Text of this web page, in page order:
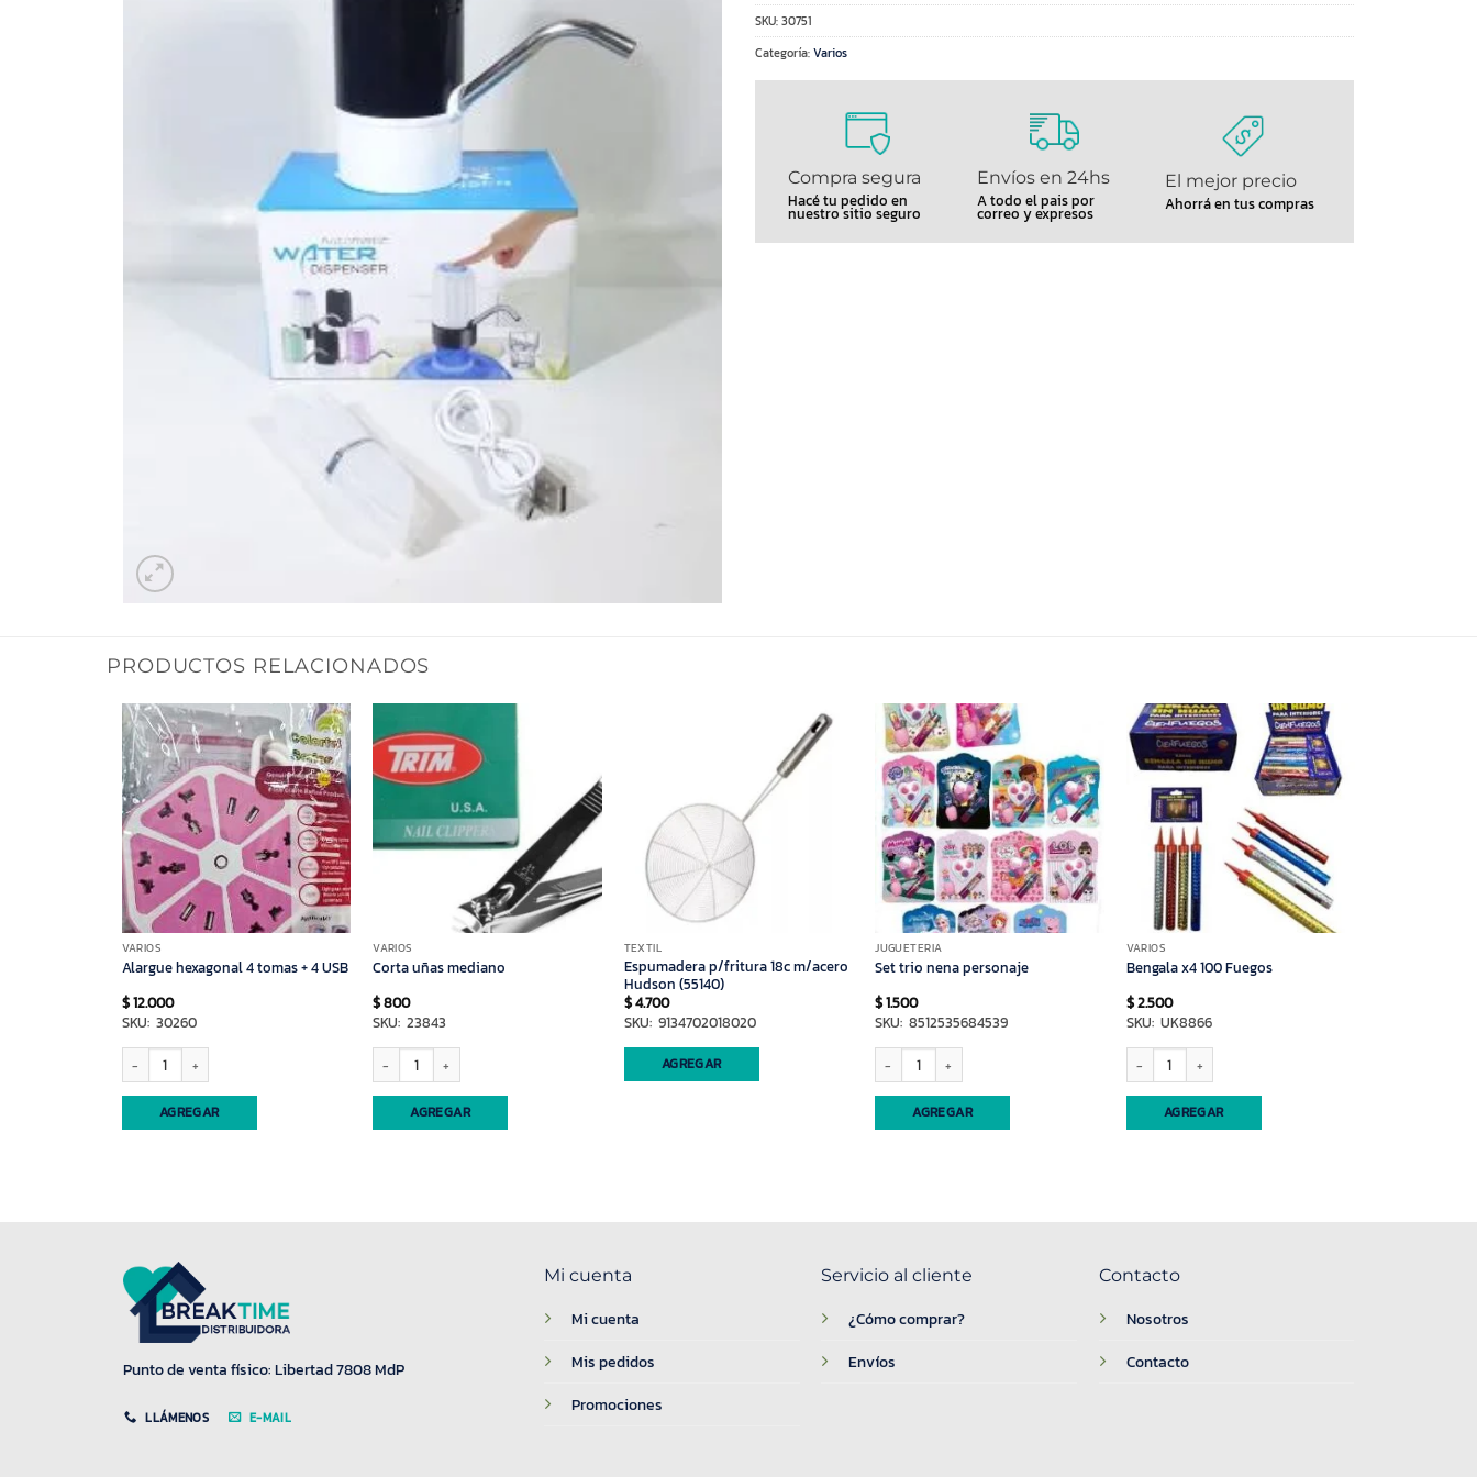
SKU:30751
Categoría:Varios
Compra segura
Hacé tu pedido en
nuestro sitio seguro
Envíos en 24hs
A todo el pais por
correo y expresos
El mejor precio
Ahorrá en tus compras
PRODUCTOS RELACIONADOS
VARIOS
Alargue hexagonal 4 tomas + 4 USB
$12.000
SKU: 30260
Alargue hexagonal 4 tomas + 4 USB cantidad
AGREGAR
VARIOS
Corta uñas mediano
$800
SKU: 23843
Corta uñas mediano cantidad
AGREGAR
TEXTIL
Espumadera p/fritura 18c m/acero
Hudson (55140)
$4.700
SKU: 9134702018020
AGREGAR
JUGUETERIA
Set trio nena personaje
$1.500
SKU: 8512535684539
Set trio nena personaje cantidad
AGREGAR
VARIOS
Bengala x4 100 Fuegos
$2.500
SKU: UK8866
Bengala x4 100 Fuegos cantidad
AGREGAR
Punto de venta físico: Libertad 7808 MdP
LLÁMENOS E-MAIL
Mi cuenta
Mi cuenta
Mis pedidos
Promociones
Servicio al cliente
¿Cómo comprar?
Envíos
Contacto
Nosotros
Contacto